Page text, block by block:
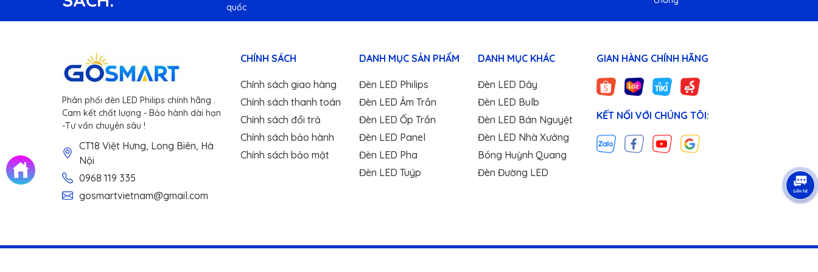
quốc
Phân phối đèn LED Philips chính hãng .
Cam kết chất lượng - Bảo hành dài hạn
-Tư vấn chuyên sâu !
CT18 Việt Hưng, Long Biên, Hà
Nội
0968 119 335
gosmartvietnam@gmail.com
CHÍNH SÁCH
Chính sách giao hàng
Chính sách thanh toán
Chính sách đổi trả
Chính sách bảo hành
Chính sách bảo mật
DANH MỤC SẢN PHẨM
Đèn LED Philips
Đèn LED Âm Trần
Đèn LED Ốp Trần
Đèn LED Panel
Đèn LED Pha
Đèn LED Tuýp
DANH MỤC KHÁC
Đèn LED Dây
Đèn LED Bulb
Đèn LED Bán Nguyệt
Đèn LED Nhà Xưởng
Bóng Huỳnh Quang
Đèn Đường LED
GIAN HÀNG CHÍNH HÃNG
KẾT NỐI VỚI CHÚNG TÔI: